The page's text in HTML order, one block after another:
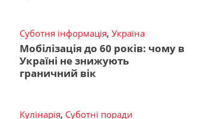
Суботня інформація, Україна
Мобілізація до 60 років: чому в
Україні не знижують
граничний вік
Кулінарія, Суботні поради